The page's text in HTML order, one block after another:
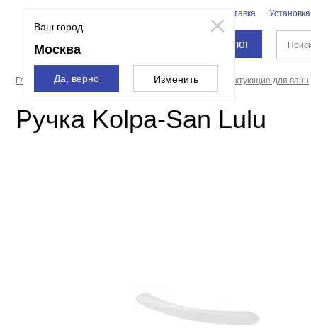
Ваш город
Москва
Да, верно Изменить
Доставка Установка
Каталог
Главная страница Оборудование и комплектующие для ванн
Ручка Kolpa-San Lulu